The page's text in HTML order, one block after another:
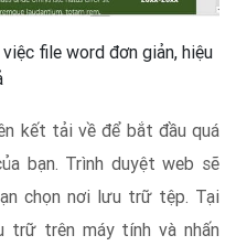
file word đơn giản, hiệu
kết tải về để bắt đầu quá
bạn. Trình duyệt web sẽ
chọn nơi lưu trữ tệp. Tại
trữ trên máy tính và nhấn